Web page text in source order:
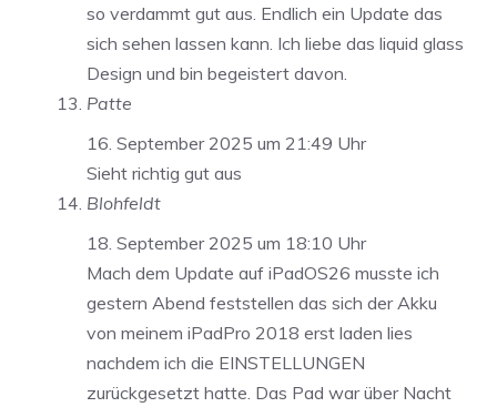
so verdammt gut aus. Endlich ein Update das
sich sehen lassen kann. Ich liebe das liquid glass
Design und bin begeistert davon.
Patte
16. September 2025 um 21:49 Uhr
Sieht richtig gut aus
Blohfeldt
18. September 2025 um 18:10 Uhr
Mach dem Update auf iPadOS26 musste ich
gestern Abend feststellen das sich der Akku
von meinem iPadPro 2018 erst laden lies
nachdem ich die EINSTELLUNGEN
zurückgesetzt hatte. Das Pad war über Nacht